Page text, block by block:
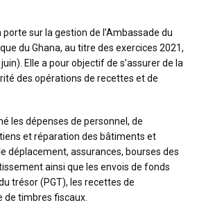
sur la gestion de l’Ambassade du
du Ghana, au titre des exercices 2021,
Elle a pour objectif de s’assurer de la
des opérations de recettes et de
les dépenses de personnel, de
et réparation des bâtiments et
déplacement, assurances, bourses des
ainsi que les envois de fonds
trésor (PGT), les recettes de
de timbres fiscaux.